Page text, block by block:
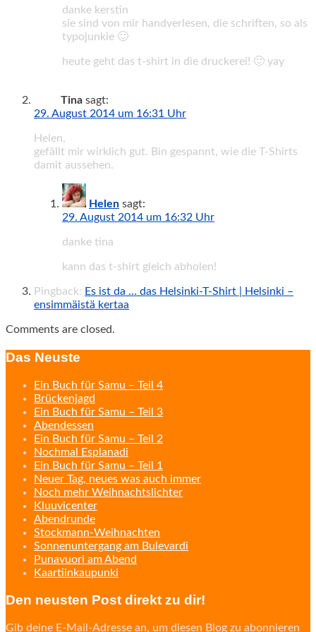
danke kerstin
sie sind von mir handverlesen, die schriften, so als
typojunkie 🙂
heute geht das t-shirt in die druckerei! 🙂 yay
Tina sagt:
29. August 2014 um 16:31 Uhr
Helen,
gefällt mir wirklich gut. Bin gespannt, wie die T-Shirts
damit aussehen.
Helen sagt:
29. August 2014 um 16:32 Uhr
danke tina
kann das t-shirt gleich abholen!
Pingback: Es ist da … das Helsinki-T-Shirt | Helsinki –
ensimmäistä kertaa
Comments are closed.
Das Neuste
Ein Buch für Samu – Teil 4
Brückenjagd
Ein Buch für Samu – Teil 3
Abendessen
Ein Buch für Samu – Teil 2
Nochmal Esplanadi
Ein Buch für Samu – Teil 1
Neuer Tag, neues was auch immer
Noch mehr Weihnachtslichter
Kluuvicenter
Abendrunde
Stockmann-Weihnachten
Sonnenuntergang am Bulevardi
Punavuori am Abend
Kaartiinkaupunki
Den neusten Post direkt zu dir!
Gib deine E-Mail-Adresse an, um diesen Blog zu abonnieren